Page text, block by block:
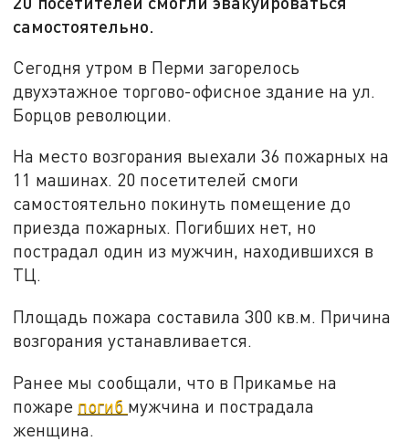
самостоятельно.
Сегодня утром в Перми загорелось
двухэтажное торгово-офисное здание на ул.
Борцов революции.
На место возгорания выехали 36 пожарных на
11 машинах. 20 посетителей смоги
самостоятельно покинуть помещение до
приезда пожарных. Погибших нет, но
пострадал один из мужчин, находившихся в
ТЦ.
Площадь пожара составила 300 кв.м. Причина
возгорания устанавливается.
Ранее мы сообщали, что в Прикамье на
пожаре погиб мужчина и пострадала
женщина.